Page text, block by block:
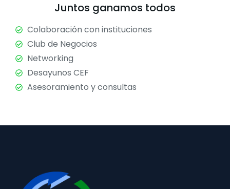
Juntos ganamos todos
Colaboración con instituciones
Club de Negocios
Networking
Desayunos CEF
Asesoramiento y consultas